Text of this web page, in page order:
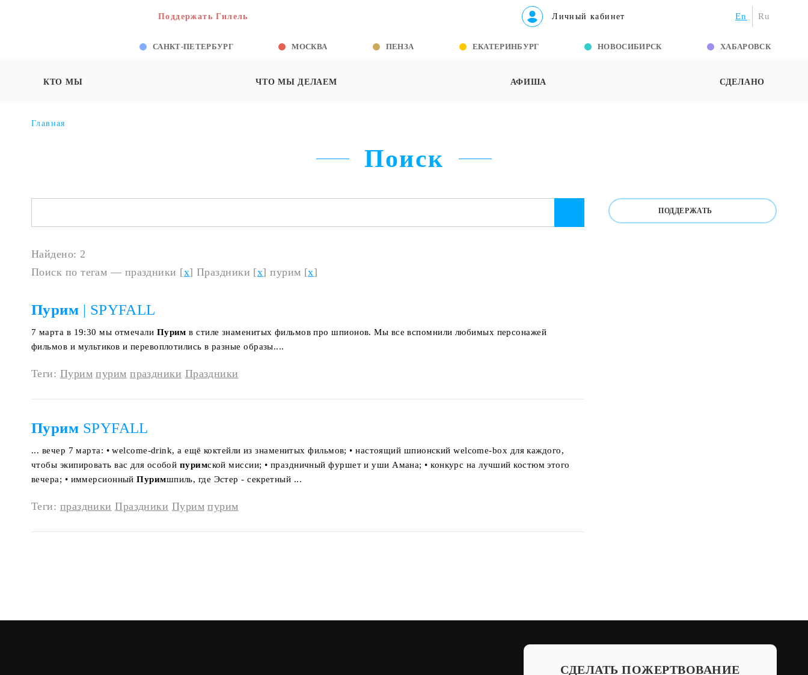
Поддержать Гилель Личный кабинет En Ru
САНКТ-ПЕТЕРБУРГ МОСКВА ПЕНЗА ЕКАТЕРИНБУРГ НОВОСИБИРСК ХАБАРОВСК
КТО МЫ ЧТО МЫ ДЕЛАЕМ АФИША СДЕЛАНО
Главная
Поиск
ПОДДЕРЖАТЬ
Найдено: 2
Поиск по тегам — праздники [x] Праздники [x] пурим [x]
Пурим | SPYFALL
7 марта в 19:30 мы отмечали Пурим в стиле знаменитых фильмов про шпионов. Мы все вспомнили любимых персонажей
фильмов и мультиков и перевоплотились в разные образы....
Теги: Пурим пурим праздники Праздники
Пурим SPYFALL
... вечер 7 марта: • welcome-drink, а ещё коктейли из знаменитых фильмов; • настоящий шпионский welcome-box для каждого,
чтобы экипировать вас для особой пуримской миссии; • праздничный фуршет и уши Амана; • конкурс на лучший костюм этого
вечера; • иммерсионныйПуримшпиль, где Эстер - секретный ...
Теги: праздники Праздники Пурим пурим
СДЕЛАТЬ ПОЖЕРТВОВАНИЕ